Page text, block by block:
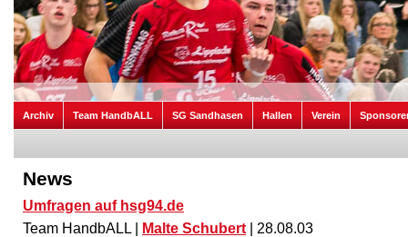
Archiv Team HandbALL SG Sandhasen Hallen Verein
News
Umfragen auf hsg94.de
Team HandbALL | Malte Schubert | 28.08.03